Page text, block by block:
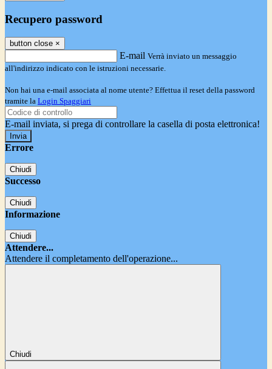
Recupero password
button close ×
E-mail Verrà inviato un messaggio
all'indirizzo indicato con le istruzioni necessarie.
Non hai una e-mail associata al nome utente? Effettua il reset della password
tramite la Login Spaggiari
E-mail inviata, si prega di controllare la casella di posta elettronica!
Errore
Chiudi
Successo
Chiudi
Informazione
Chiudi
Attendere...
Attendere il completamento dell'operazione...
Chiudi